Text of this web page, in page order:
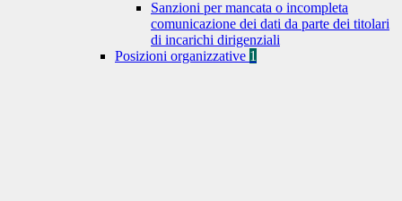
Sanzioni per mancata o incompleta
comunicazione dei dati da parte dei titolari
di incarichi dirigenziali
Posizioni organizzative 1